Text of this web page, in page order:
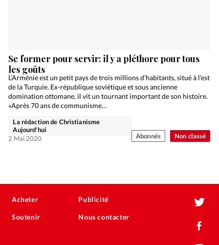
Non classé
Se former pour servir: il y a pléthore pour tous
les goûts
L’Arménie est un petit pays de trois millions d’habitants, situé à l’est
de la Turquie. Ex-république soviétique et sous ancienne
domination ottomane, il vit un tournant important de son histoire.
«Après 70 ans de communisme…
La rédaction de Christianisme
Aujourd'hui
2 Mai 2020
Abonnés
Acheter
Soutenir
Publicité
Nous contacter